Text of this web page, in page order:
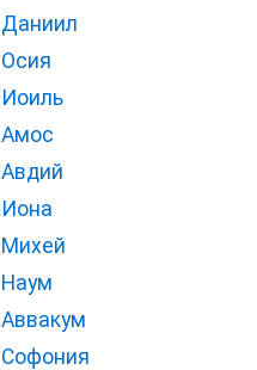
Даниил
Осия
Иоиль
Амос
Авдий
Иона
Михей
Наум
Аввакум
Софония